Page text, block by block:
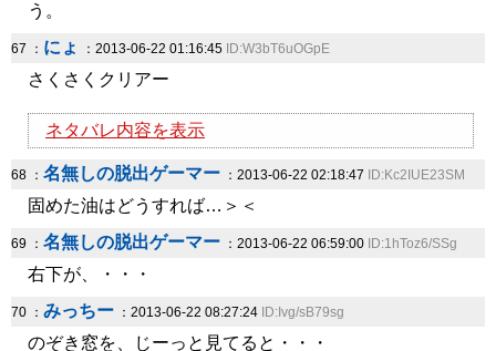
う。
67 ： にょ ：2013-06-22 01:16:45 ID:W3bT6uOGpE
さくさくクリアー
ネタバレ内容を表示
68 ： 名無しの脱出ゲーマー ：2013-06-22 02:18:47 ID:Kc2IUE23SM
固めた油はどうすれば…＞＜
69 ： 名無しの脱出ゲーマー ：2013-06-22 06:59:00 ID:1hToz6/SSg
右下が、・・・
70 ： みっちー ：2013-06-22 08:27:24 ID:Ivg/sB79sg
のぞき窓を、じーっと見てると・・・